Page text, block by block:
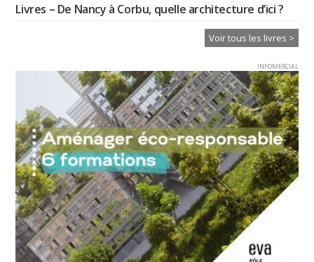
Livres – De Nancy à Corbu, quelle architecture d’ici ?
Voir tous les livres >
INFOMERCIAL